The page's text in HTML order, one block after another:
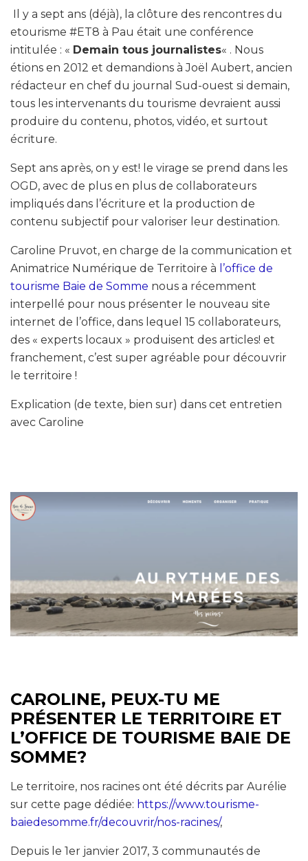
Il y a sept ans (déjà), la clôture des rencontres du
etourisme #ET8 à Pau était une conférence
intitulée : « Demain tous journalistes« . Nous
étions en 2012 et demandions à Joël Aubert, ancien
rédacteur en chef du journal Sud-ouest si demain,
tous les intervenants du tourisme devraient aussi
produire du contenu, photos, vidéo, et surtout
écriture.
Sept ans après, on y est! le virage se prend dans les
OGD, avec de plus en plus de collaborateurs
impliqués dans l’écriture et la production de
contenu subjectif pour valoriser leur destination.
Caroline Pruvot, en charge de la communication et
Animatrice Numérique de Territoire à l’office de
tourisme Baie de Somme nous a récemment
interpellé pour nous présenter le nouveau site
internet de l’office, dans lequel 15 collaborateurs,
des « experts locaux » produisent des articles! et
franchement, c’est super agréable pour découvrir
le territoire !
Explication (de texte, bien sur) dans cet entretien
avec Caroline
CAROLINE, PEUX-TU ME
PRÉSENTER LE TERRITOIRE ET
L’OFFICE DE TOURISME BAIE DE
SOMME?
Le territoire, nos racines ont été décrits par Aurélie
sur cette page dédiée: https://www.tourisme-
baiedesomme.fr/decouvrir/nos-racines/,
Depuis le 1er janvier 2017, 3 communautés de